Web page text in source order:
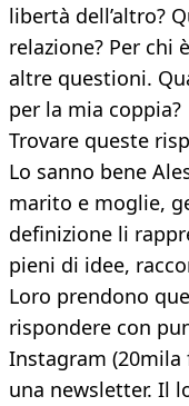
libertà dell’altro?
relazione? Per chi
altre questioni.
per la mia coppia?
Trovare queste
Lo sanno bene
marito e moglie,
definizione li
pieni di idee,
Loro prendono
rispondere con
Instagram (20mila
una newsletter. Il